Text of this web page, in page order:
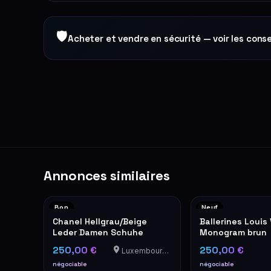
🛡Acheter et vendre en sécurité — voir les
Annonces similaires
Bon
Chanel Hellgrau/Beige
Leder Damen Schuhe
250,00 €
négociable
Luxembourg-Cents
Neuf
Ballerines Louis
Monogram brun
250,00 €
négociable